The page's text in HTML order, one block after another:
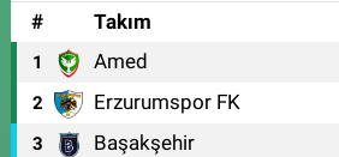
#
Takım
1 Amed
2 Erzurumspor FK
3 Başakşehir